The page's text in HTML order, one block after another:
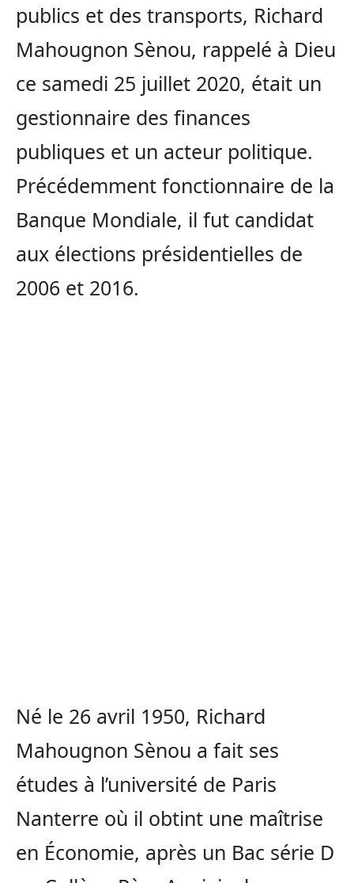
publics et des transports, Richard
Mahougnon Sènou, rappelé à Dieu
ce samedi 25 juillet 2020, était un
gestionnaire des finances
publiques et un acteur politique.
Précédemment fonctionnaire de la
Banque Mondiale, il fut candidat
aux élections présidentielles de
2006 et 2016.
Né le 26 avril 1950, Richard
Mahougnon Sènou a fait ses
études à l’université de Paris
Nanterre où il obtint une maîtrise
en Économie, après un Bac série D